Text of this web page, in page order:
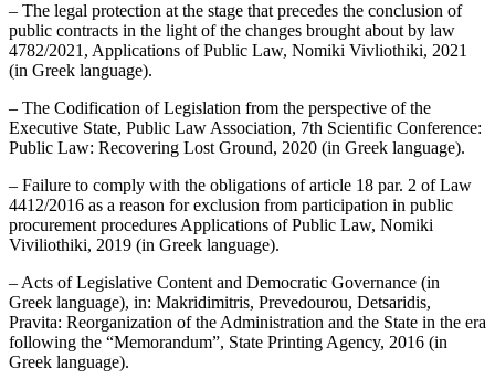
– The legal protection at the stage that precedes the conclusion of
public contracts in the light of the changes brought about by law
4782/2021, Applications of Public Law, Nomiki Vivliothiki, 2021
(in Greek language).
– The Codification of Legislation from the perspective of the
Executive State, Public Law Association, 7th Scientific Conference:
Public Law: Recovering Lost Ground, 2020 (in Greek language).
– Failure to comply with the obligations of article 18 par. 2 of Law
4412/2016 as a reason for exclusion from participation in public
procurement procedures Applications of Public Law, Nomiki
Viviliothiki, 2019 (in Greek language).
– Acts of Legislative Content and Democratic Governance (in
Greek language), in: Makridimitris, Prevedourou, Detsaridis,
Pravita: Reorganization of the Administration and the State in the era
following the “Memorandum”, State Printing Agency, 2016 (in
Greek language).